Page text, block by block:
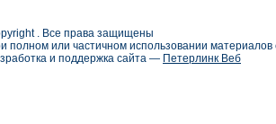
. Все права защищены
полном или частичном использовании
и поддержка сайта — Петерлинк Веб